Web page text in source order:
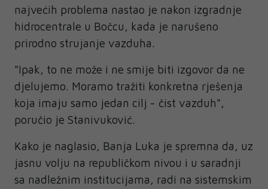
najvećih problema nastao je nakon izgradnje
hidrocentrale u Bočcu, kada je narušeno
prirodno strujanje vazduha.
"Ipak, to ne može i ne smije biti izgovor da ne
djelujemo. Moramo tražiti konkretna rješenja
koja imaju samo jedan cilj - čist vazduh",
poručio je Stanivuković.
Kako je naglasio, Banja Luka je spremna da, uz
jasnu volju na republičkom nivou i u saradnji
sa nadležnim institucijama, radi na sistemskim